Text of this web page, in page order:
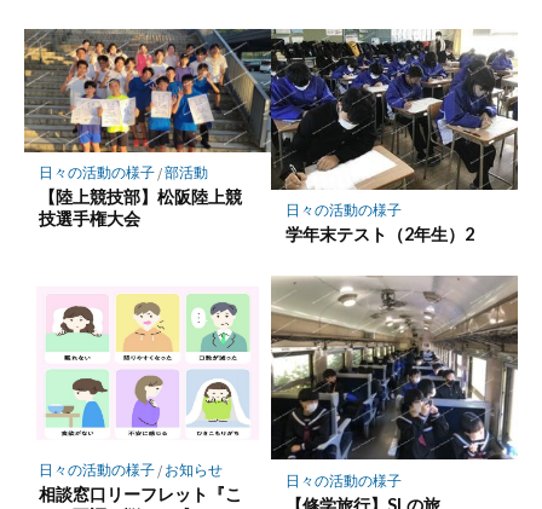
日々の活動の様子/部活動
【陸上競技部】松阪陸上競
技選手権大会
日々の活動の様子
学年末テスト（2年生）2
日々の活動の様子/ お知らせ
相談窓口リーフレット『こ
日々の活動の様子
【修学旅行】SLの旅